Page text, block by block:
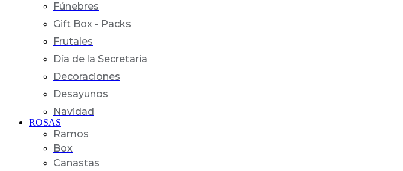
Fúnebres
Gift Box - Packs
Frutales
Día de la Secretaria
Decoraciones
Desayunos
Navidad
ROSAS
Ramos
Box
Canastas